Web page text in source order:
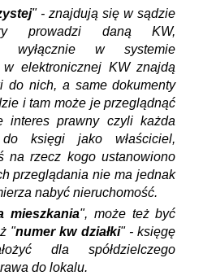
" - znajdują się w sądzie
prowadzi daną KW,
wyłącznie w systemie
elektronicznej KW znajdą
do nich, a same dokumenty
i tam może je przeglądnąć
interes prawny czyli każda
księgi jako właściciel,
na rzecz kogo ustanowiono
przeglądania nie ma jednak
nabyć nieruchomość.
mieszkania", może też być
"numer kw działki" - księgę
dla spółdzielczego
do lokalu.